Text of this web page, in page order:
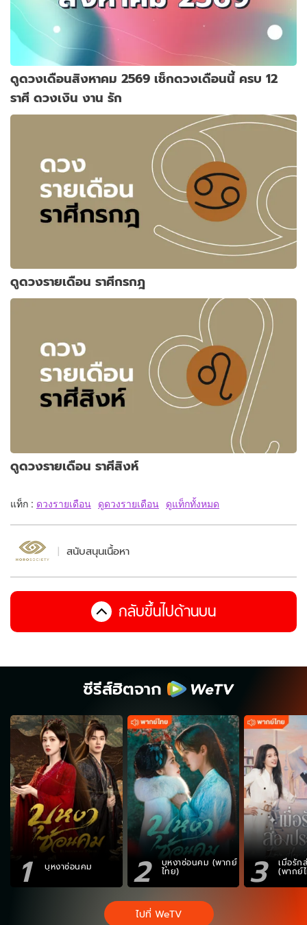
ดูดวงเดือนสิงหาคม 2569 เช็กดวงเดือนนี้ ครบ 12
ราศี ดวงเงิน งาน รัก
ดูดวงรายเดือน ราศีกรกฎ
ดูดวงรายเดือน ราศีสิงห์
แท็ก : ดวงรายเดือน ดูดวงรายเดือน ดูแท็กทั้งหมด
สนับสนุนเนื้อหา
กลับขึ้นไปด้านบน
ซีรีส์ฮิตจาก
1 บุหงาซ่อนคม 2 บุหงาซ่อนคม (พากย์
ไทย) 3 เมื่อรัก
(พากย์
ไปที่ WeTV